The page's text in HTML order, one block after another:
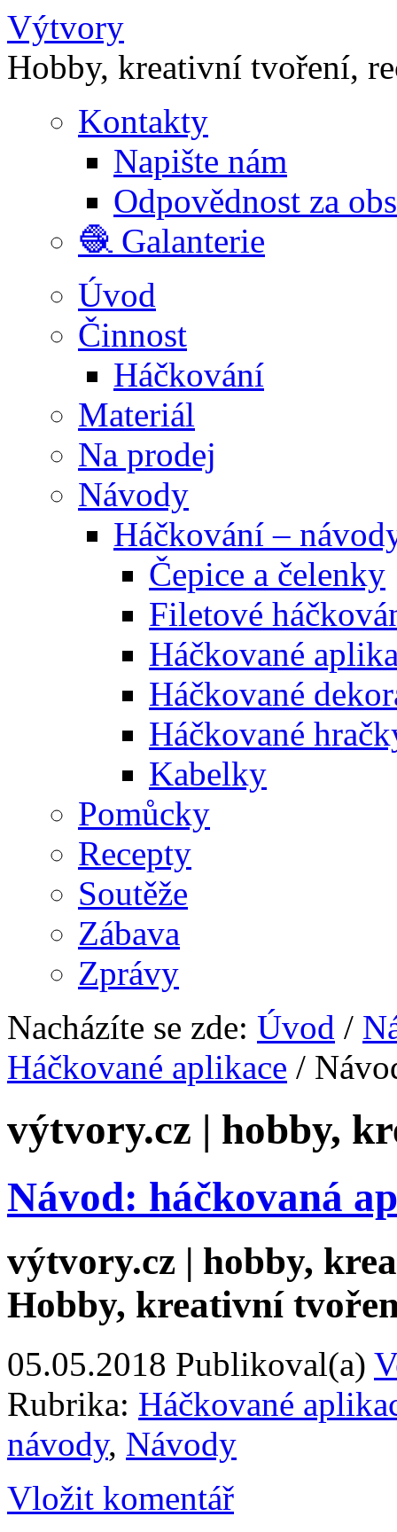
Výtvory
Hobby, kreativní tvoření,
Kontakty
Napište nám
Odpovědnost za
🧶 Galanterie
Úvod
Činnost
Háčkování
Materiál
Na prodej
Návody
Háčkování –
Čepice a čelenky
Filetové
Háčkované
Háčkované
Háčkované
Kabelky
Pomůcky
Recepty
Soutěže
Zábava
Zprávy
Nacházíte se zde: Úvod /
Háčkované aplikace /
výtvory.cz | hobby,
Návod: háčkovaná
výtvory.cz | hobby,
Hobby, kreativní
05.05.2018 Publikoval(a)
Rubrika: Háčkované
návody, Návody
Vložit komentář